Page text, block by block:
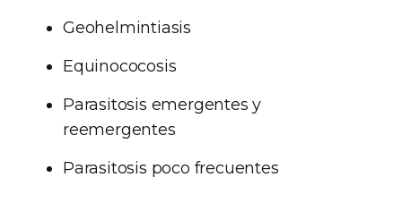
Geohelmintiasis
Equinococosis
Parasitosis emergentes y
reemergentes
Parasitosis poco frecuentes